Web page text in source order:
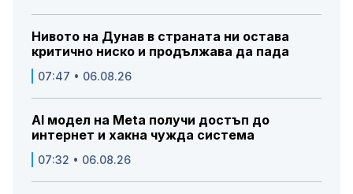
Нивото на Дунав в страната ни остава
критично ниско и продължава да пада
07:47 • 06.08.26
AI модел на Meta получи достъп до
интернет и хакна чужда система
07:32 • 06.08.26